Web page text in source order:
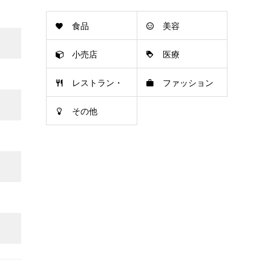
食品 美容
小売店 医療
レストラン・
カフェ
ファッション
その他